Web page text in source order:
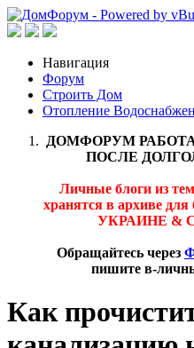
Навигация
Форум
Строить Дом
Отопление
ДОМФОРУМ
ПОСЛЕ
Личные блоги из
хранятся в архиве
УКРАИНЕ &
Обращайтесь через
пишите в-
Как